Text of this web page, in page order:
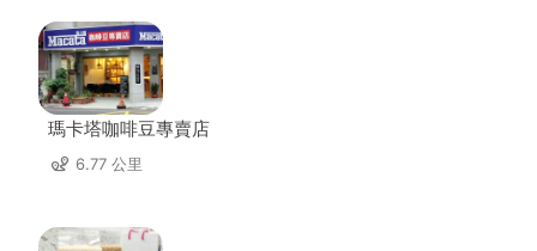
瑪卡塔咖啡豆專賣店
6.77 公里